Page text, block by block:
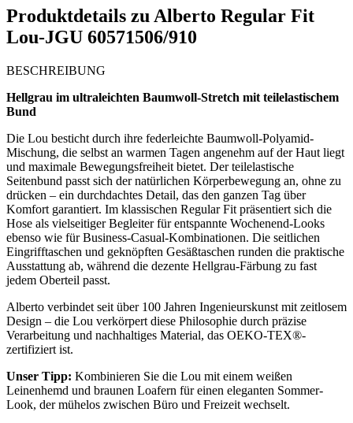
Produktdetails zu Alberto Regular Fit
Lou-JGU 60571506/910
BESCHREIBUNG
Hellgrau im ultraleichten Baumwoll-Stretch mit teilelastischem
Bund
Die Lou besticht durch ihre federleichte Baumwoll-Polyamid-
Mischung, die selbst an warmen Tagen angenehm auf der Haut liegt
und maximale Bewegungsfreiheit bietet. Der teilelastische
Seitenbund passt sich der natürlichen Körperbewegung an, ohne zu
drücken – ein durchdachtes Detail, das den ganzen Tag über
Komfort garantiert. Im klassischen Regular Fit präsentiert sich die
Hose als vielseitiger Begleiter für entspannte Wochenend-Looks
ebenso wie für Business-Casual-Kombinationen. Die seitlichen
Eingrifftaschen und geknöpften Gesäßtaschen runden die praktische
Ausstattung ab, während die dezente Hellgrau-Färbung zu fast
jedem Oberteil passt.
Alberto verbindet seit über 100 Jahren Ingenieurskunst mit zeitlosem
Design – die Lou verkörpert diese Philosophie durch präzise
Verarbeitung und nachhaltiges Material, das OEKO-TEX®-
zertifiziert ist.
Unser Tipp: Kombinieren Sie die Lou mit einem weißen
Leinenhemd und braunen Loafern für einen eleganten Sommer-
Look, der mühelos zwischen Büro und Freizeit wechselt.